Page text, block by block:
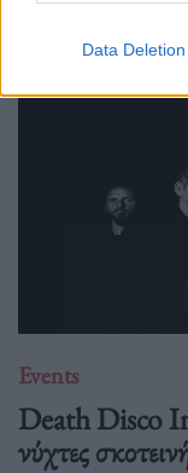
Data Deletion
Events
Death Disco
νύχτες